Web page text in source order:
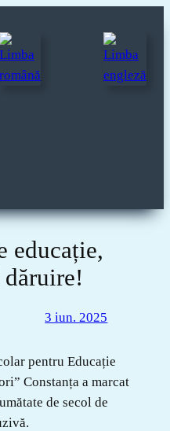
educație,
3 iun. 2025
pentru Educație
Constanța a marcat
de secol de